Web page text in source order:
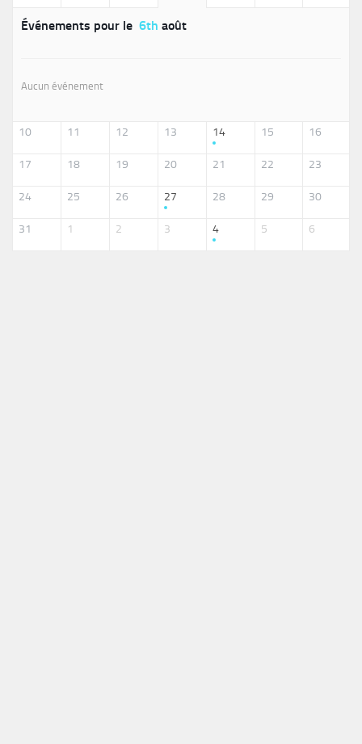
Événements pour le 6th août
Aucun événement
10 11 12 13 14 15 16
17 18 19 20 21 22 23
24 25 26 27 28 29 30
31 1 2 3 4 5 6